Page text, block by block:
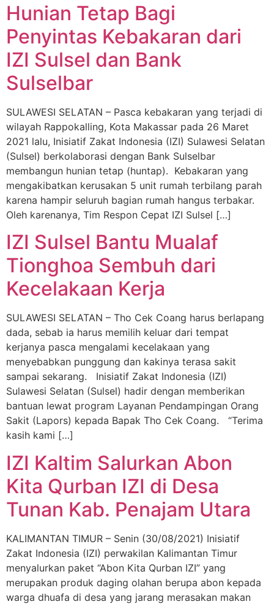
Hunian Tetap Bagi
Penyintas Kebakaran dari
IZI Sulsel dan Bank
Sulselbar
SULAWESI SELATAN – Pasca kebakaran yang terjadi di
wilayah Rappokalling, Kota Makassar pada 26 Maret
2021 lalu, Inisiatif Zakat Indonesia (IZI) Sulawesi Selatan
(Sulsel) berkolaborasi dengan Bank Sulselbar
membangun hunian tetap (huntap). Kebakaran yang
mengakibatkan kerusakan 5 unit rumah terbilang parah
karena hampir seluruh bagian rumah hangus terbakar.
Oleh karenanya, Tim Respon Cepat IZI Sulsel […]
IZI Sulsel Bantu Mualaf
Tionghoa Sembuh dari
Kecelakaan Kerja
SULAWESI SELATAN – Tho Cek Coang harus berlapang
dada, sebab ia harus memilih keluar dari tempat
kerjanya pasca mengalami kecelakaan yang
menyebabkan punggung dan kakinya terasa sakit
sampai sekarang. Inisiatif Zakat Indonesia (IZI)
Sulawesi Selatan (Sulsel) hadir dengan memberikan
bantuan lewat program Layanan Pendampingan Orang
Sakit (Lapors) kepada Bapak Tho Cek Coang. “Terima
kasih kami […]
IZI Kaltim Salurkan Abon
Kita Qurban IZI di Desa
Tunan Kab. Penajam Utara
KALIMANTAN TIMUR – Senin (30/08/2021) Inisiatif
Zakat Indonesia (IZI) perwakilan Kalimantan Timur
menyalurkan paket “Abon Kita Qurban IZI” yang
merupakan produk daging olahan berupa abon kepada
warga dhuafa di desa yang jarang merasakan makan